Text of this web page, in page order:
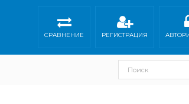
СРАВНЕНИЕ
РЕГИСТРАЦИЯ